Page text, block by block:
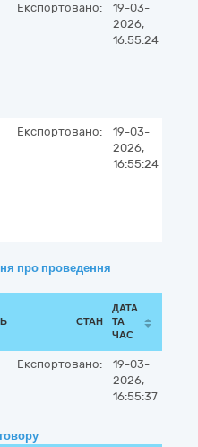
Експортовано:
19-03-
2026,
16:55:24
Експортовано:
19-03-
2026,
16:55:24
про проведення
СТАН
ДАТА
ТА
ЧАС
Експортовано:
19-03-
2026,
16:55:37